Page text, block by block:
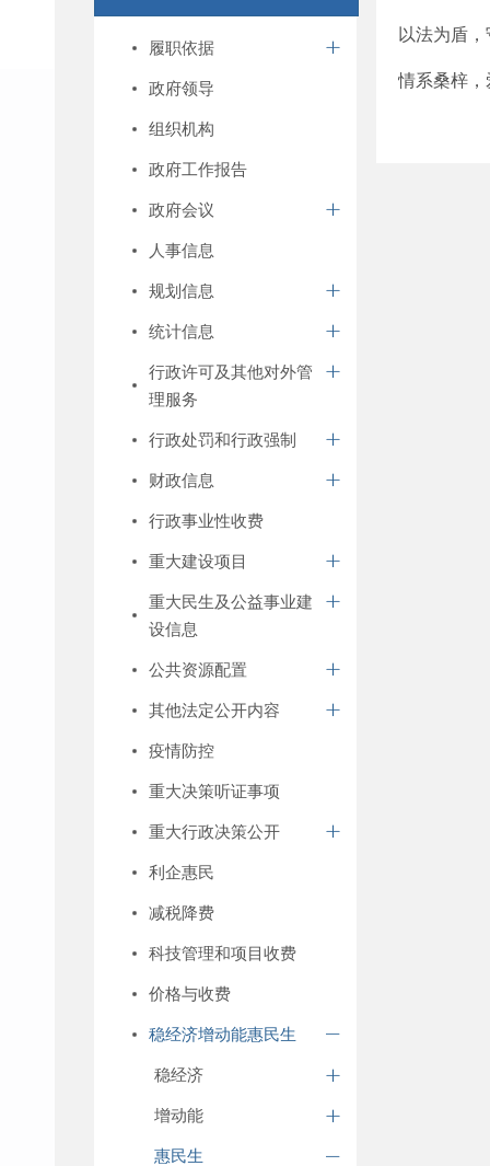
履职依据
政府领导
组织机构
政府工作报告
政府会议
人事信息
规划信息
统计信息
行政许可及其他对外管
理服务
行政处罚和行政强制
财政信息
行政事业性收费
重大建设项目
重大民生及公益事业建
设信息
公共资源配置
其他法定公开内容
疫情防控
重大决策听证事项
重大行政决策公开
利企惠民
减税降费
科技管理和项目收费
价格与收费
稳经济增动能惠民生
稳经济
增动能
惠民生
以法为盾
情系桑梓，